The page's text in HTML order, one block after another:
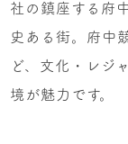
社の鎮座する府
史ある街。府中
ど、文化・レジ
境が魅力です。